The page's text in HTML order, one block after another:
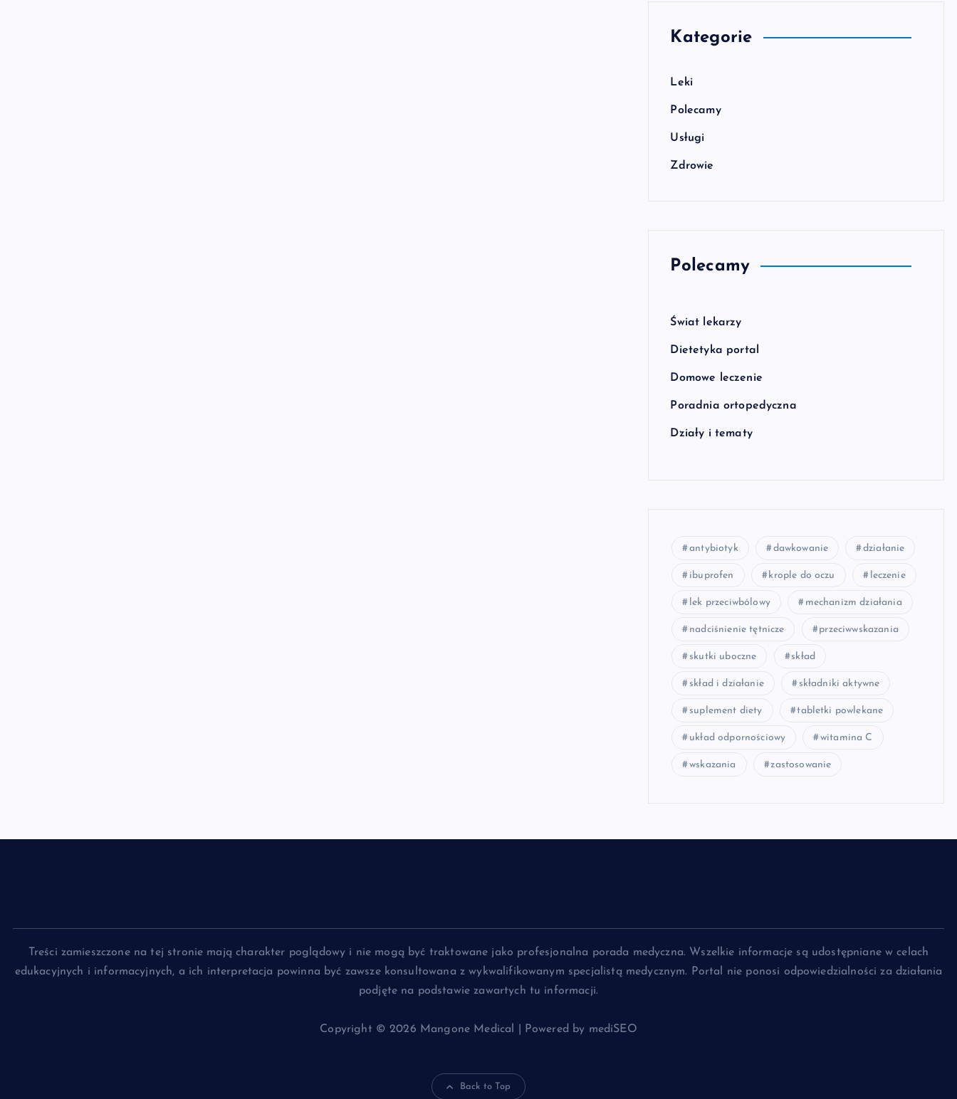
Kategorie
Leki
Polecamy
Usługi
Zdrowie
Polecamy
Świat lekarzy
Dietetyka portal
Domowe leczenie
Poradnia ortopedyczna
Działy i tematy
antybiotyk dawkowanie działanie
ibuprofen krople do oczu leczenie
lek przeciwbólowy mechanizm działania
nadciśnienie tętnicze przeciwwskazania
skutki uboczne skład
skład i działanie składniki aktywne
suplement diety tabletki powlekane
układ odpornościowy witamina C
wskazania zastosowanie
Treści zamieszczone na tej stronie mają charakter poglądowy i nie mogą być traktowane jako profesjonalna porada medyczna. Wszelkie informacje są udostępniane w celach
edukacyjnych i informacyjnych, a ich interpretacja powinna być zawsze konsultowana z wykwalifikowanym specjalistą medycznym. Portal nie ponosi odpowiedzialności za działania
podjęte na podstawie zawartych tu informacji.
Copyright © 2026 Mangone Medical | Powered by mediSEO
Back to Top